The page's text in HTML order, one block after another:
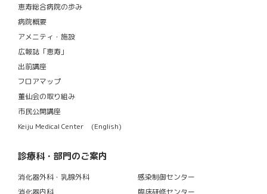
恵寿総合病院の歩み
病院概要
アメニティ・施設
広報誌「恵寿」
出前講座
フロアマップ
董仙会の取り組み
市民公開講座
Keiju Medical Center (English)
診療科・部門のご案内
消化器外科・乳腺外科
消化器内科
感染制御センター
臨床研修センター